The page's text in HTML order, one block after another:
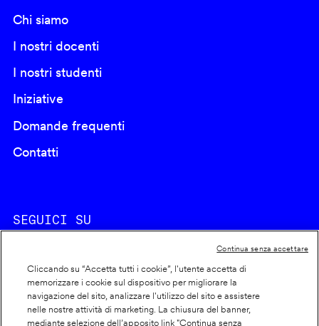
Chi siamo
I nostri docenti
I nostri studenti
Iniziative
Domande frequenti
Contatti
SEGUICI SU
Cookie policy
Cliccando su “Accetta tutti i cookie”, l'utente accetta di
memorizzare i cookie sul dispositivo per migliorare la
navigazione del sito, analizzare l'utilizzo del sito e assistere
nelle nostre attività di marketing. La chiusura del banner,
mediante selezione dell’apposito link "Continua senza
Continua senza accettare